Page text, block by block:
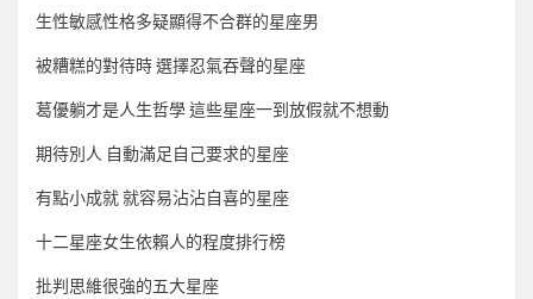
生性敏感性格多疑顯得不合群的星座男
被糟糕的對待時 選擇忍氣吞聲的星座
葛優躺才是人生哲學 這些星座一到放假就不想動
期待別人 自動滿足自己要求的星座
有點小成就 就容易沾沾自喜的星座
十二星座女生依賴人的程度排行榜
批判思維很強的五大星座